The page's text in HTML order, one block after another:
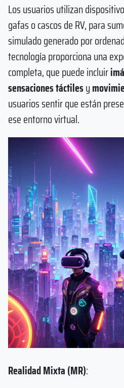
Los usuarios utilizan
gafas o cascos de RV, para
simulado generado por
tecnología proporciona una
completa, que puede incluir
sensaciones táctilesy
usuarios sentir que están
ese entorno virtual.
Realidad Mixta (MR):